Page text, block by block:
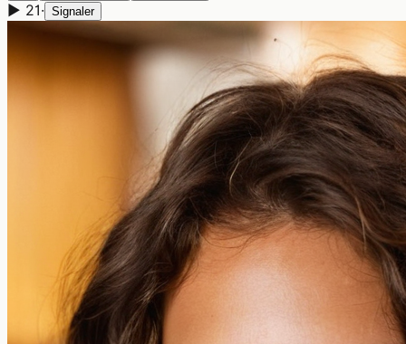
▶ 21· Signaler